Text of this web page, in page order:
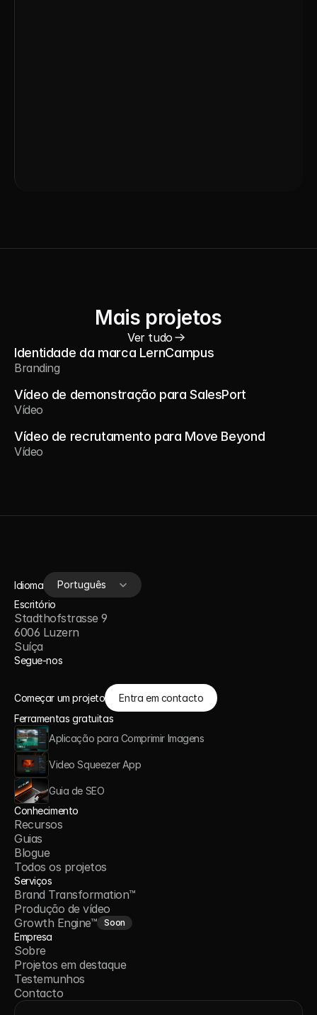
Mais projetos
Ver tudo
Identidade da marca LernCampus
Branding
Vídeo de demonstração para SalesPort
Vídeo
Vídeo de recrutamento para Move Beyond
Vídeo
Idioma
Select Language
Português
Escritório
Stadthofstrasse 9
6006 Luzern
Suíça
Segue-nos
Começar um projeto
Entra em contacto
Ferramentas gratuitas
Aplicação para Comprimir Imagens
Video Squeezer App
Guia de SEO
Conhecimento
Recursos
Guias
Blogue
Todos os projetos
Serviços
Brand Transformation™
Produção de vídeo
Growth Engine™
Soon
Empresa
Sobre
Projetos em destaque
Testemunhos
Contacto